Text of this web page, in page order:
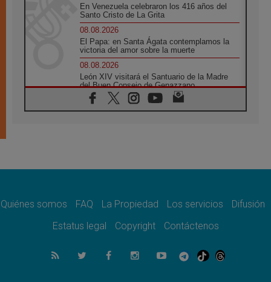
En Venezuela celebraron los 416 años del
Santo Cristo de La Grita
08.08.2026
El Papa: en Santa Ágata contemplamos la
victoria del amor sobre la muerte
08.08.2026
León XIV visitará el Santuario de la Madre
del Buen Consejo de Genazzano
07.08.2026
Filipinas: el Vicariato Apostólico de Calapán
07.08.2026
07.08.2026
muertos en 300 días
Tagle: La guerra desfigura el mundo, solo la
revelación de Dios lo transfigura
Quiénes somos FAQ La Propiedad Los servicios
Difusión
Estatus legal
Copyright Contáctenos